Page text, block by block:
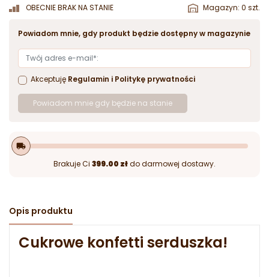
OBECNIE BRAK NA STANIE Magazyn: 0 szt.
Powiadom mnie, gdy produkt będzie dostępny w magazynie
Akceptuję Regulamin i Politykę prywatności
Powiadom mnie gdy będzie na stanie
local_shipping
Brakuje Ci 399.00 złdo darmowej dostawy.
Opis produktu
Cukrowe konfetti serduszka!